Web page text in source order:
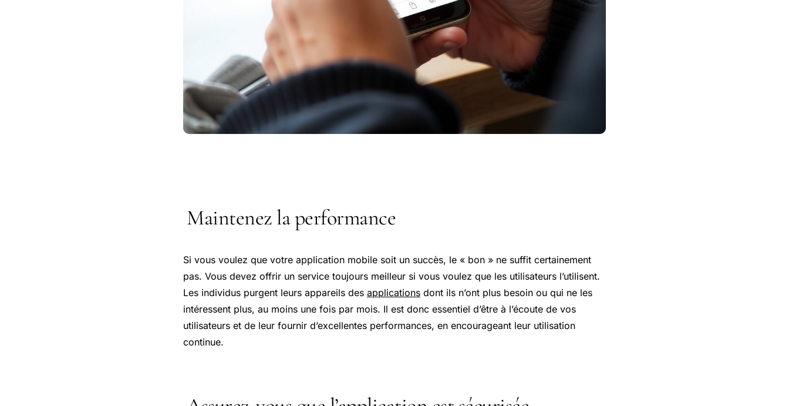
Maintenez la performance
Si vous voulez que votre application mobile soit un succès, le « bon » ne suffit certainement
pas. Vous devez offrir un service toujours meilleur si vous voulez que les utilisateurs l’utilisent.
Les individus purgent leurs appareils des applications dont ils n’ont plus besoin ou qui ne les
intéressent plus, au moins une fois par mois. Il est donc essentiel d’être à l’écoute de vos
utilisateurs et de leur fournir d’excellentes performances, en encourageant leur utilisation
continue.